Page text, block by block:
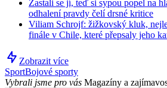
Zastali se jí, teď si sypou popel na
odhalení pravdy čelí drsné kritice
Viliam Schrojf: žižkovský kluk,
finále v Chile, které přepsaly jeho
Zobrazit více
SportBojové sporty
Vybrali jsme pro vás Magazíny a